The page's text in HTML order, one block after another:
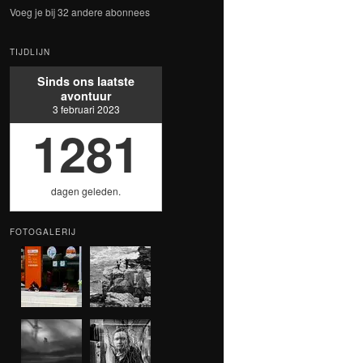
Voeg je bij 32 andere abonnees
TIJDLIJN
Sinds ons laatste
avontuur
3 februari 2023
1281
dagen geleden.
FOTOGALERIJ